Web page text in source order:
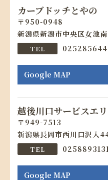
カーブドッチとやの
950-0948
新潟県新潟市中央区女
Google MAP
越後川口サービスエ
949-7513
新潟県長岡市西川口沢入
Google MAP